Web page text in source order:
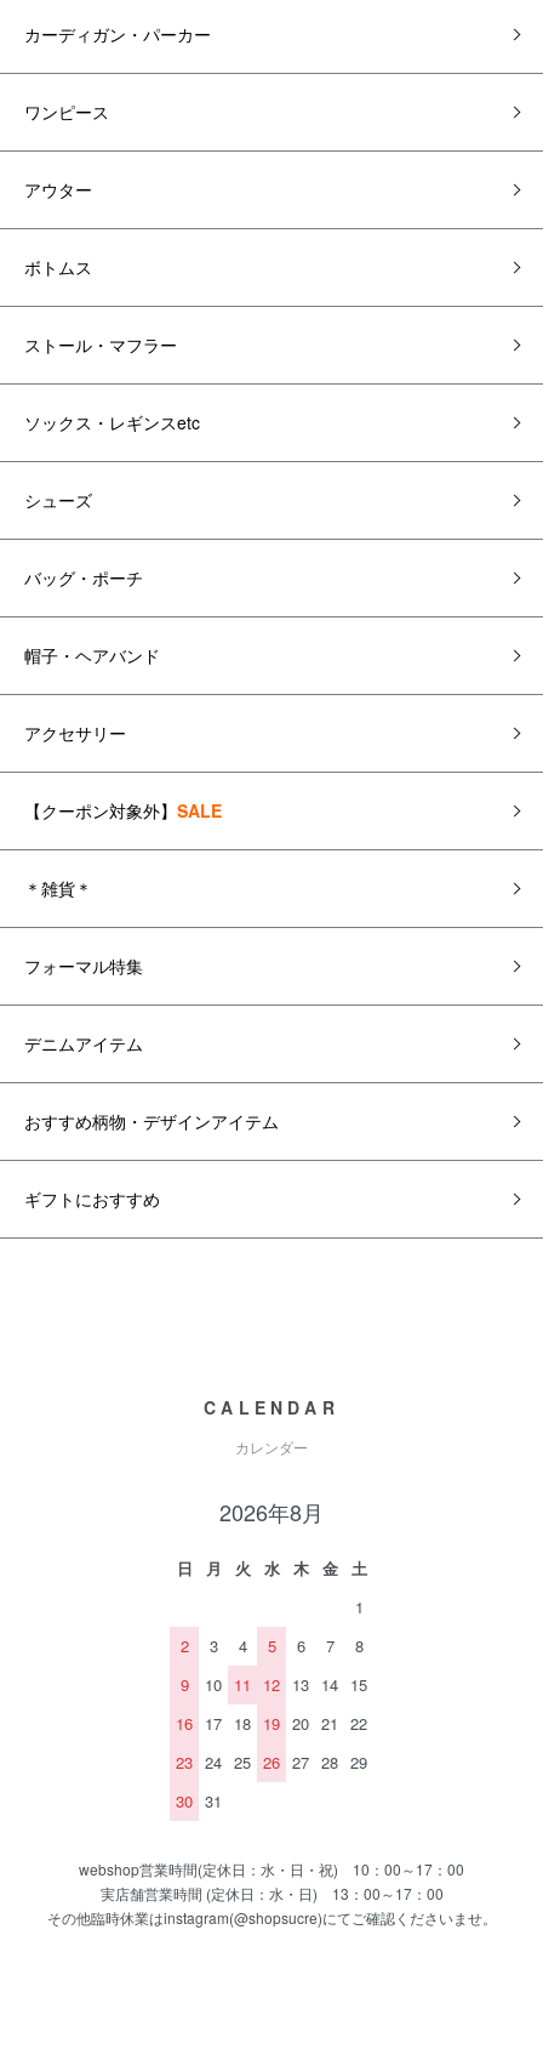
カーディガン・パーカー
ワンピース
アウター
ボトムス
ストール・マフラー
ソックス・レギンスetc
シューズ
バッグ・ポーチ
帽子・ヘアバンド
アクセサリー
【クーポン対象外】 SALE
＊雑貨＊
フォーマル特集
デニムアイテム
おすすめ柄物・デザインアイテム
ギフトにおすすめ
CALENDAR
カレンダー
2026年8月
日 月 火 水 木 金
土
1
2
3 4 5 6 7
8
9
10 11 12 13 14 15
16 17 18 19 20 21
22
23 24 25 26 27 28 29
30 31
webshop営業時間(定休日：水・日・祝) 10：00～17：00
実店舗営業時間 (定休日：水・日) 13：00～17：00
その他臨時休業はinstagram(@shopsucre)にてご確認くださいませ。